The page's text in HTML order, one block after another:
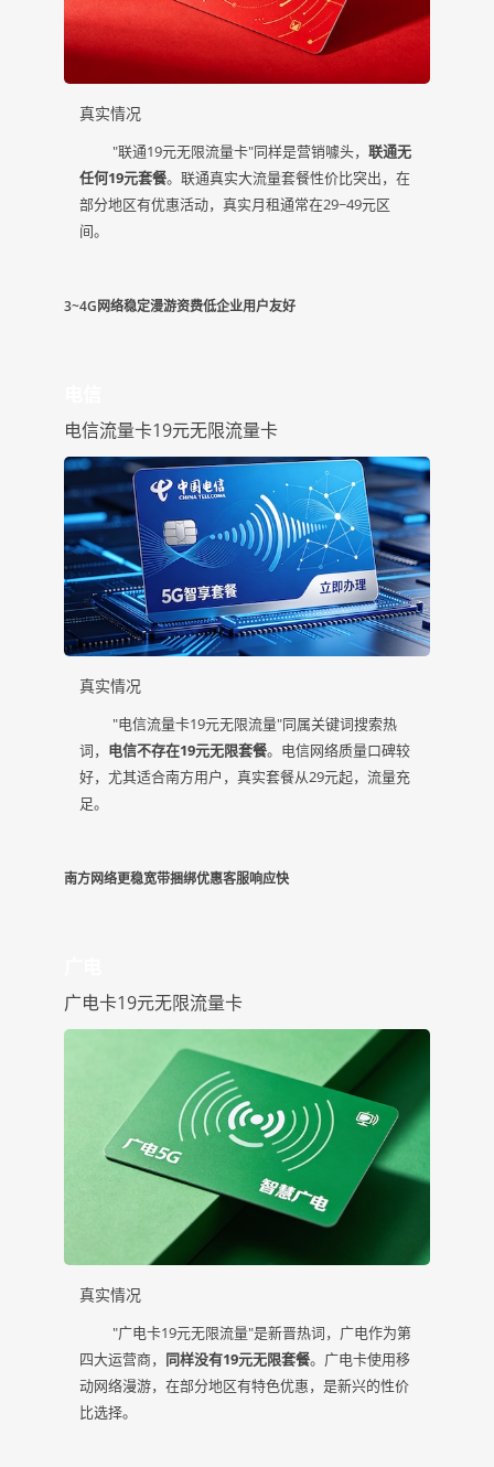
真实情况
"联通19元无限流量卡"同样是营销噱头， 联通无
任何19元套餐。联通真实大流量套餐性价比突出，在
部分地区有优惠活动，真实月租通常在29~49元区
间。
3~4G网络稳定漫游资费低企业用户友好
电信流量卡19元无限流量卡
真实情况
"电信流量卡19元无限流量"同属关键词搜索热
词， 电信不存在19元无限套餐。电信网络质量口碑较
好，尤其适合南方用户，真实套餐从29元起，流量充
足。
南方网络更稳宽带捆绑优惠客服响应快
广电卡19元无限流量卡
真实情况
"广电卡19元无限流量"是新晋热词，广电作为第
四大运营商， 同样没有19元无限套餐。广电卡使用移
动网络漫游，在部分地区有特色优惠，是新兴的性价
比选择。